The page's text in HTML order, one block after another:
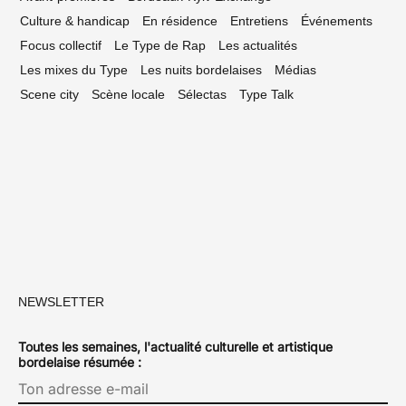
Culture & handicap
En résidence Entretiens
Événements
Focus collectif
Le Type de Rap
Les actualités
Les mixes du Type
Les nuits bordelaises
Médias
Scene city
Scène locale Sélectas Type Talk
NEWSLETTER
Toutes les semaines, l'actualité culturelle et artistique
bordelaise résumée :